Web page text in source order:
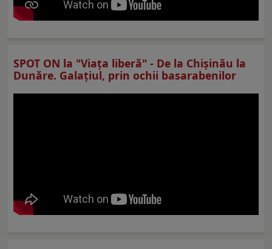
SPOT ON la "Viaţa liberă" - De la Chișinău la
Dunăre. Galațiul, prin ochii basarabenilor